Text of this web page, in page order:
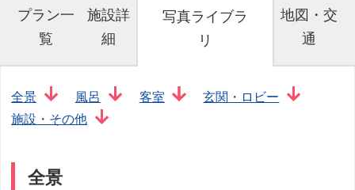
プラン一
覧
施設詳
細
写真ライブラ
リ
地図・交
通
全景 風呂 客室
玄関・ロビー
施設・その他
全景